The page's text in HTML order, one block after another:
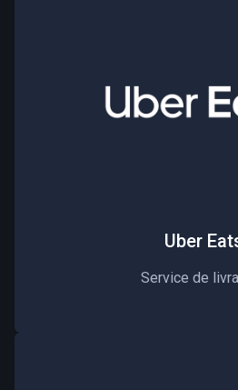
Uber
Service de